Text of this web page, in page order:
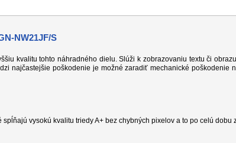
NW21JF/S
kvalitu tohto náhradného dielu. Slúži k zobrazovaniu textu či
najčastejšie poškodenie je možné zaradiť mechanické poškodenie
vysokú kvalitu triedy A+ bez chybných pixelov a to po celú dobu